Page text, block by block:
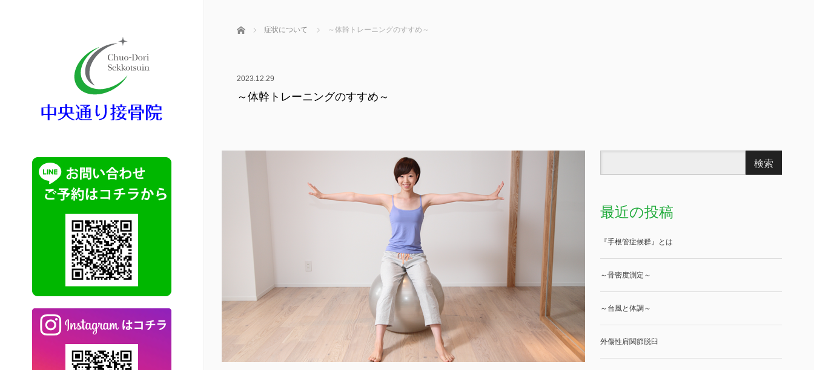
ホーム 症状について ～体幹トレーニングのすすめ～
2023.12.29
～体幹トレーニングのすすめ～
最近の投稿
『手根管症候群』とは
～骨密度測定～
～台風と体調～
外傷性肩関節脱臼